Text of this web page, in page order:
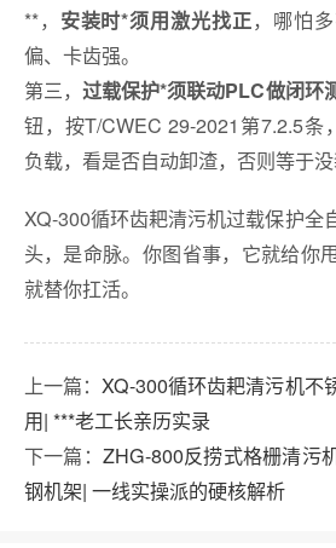
**， 安装时*须用激光找正，哪怕
偏、卡齿强。
第三， 过载保护*须联动PLC做闭环
钮，按T/CWEC 29-2021第7.2.5条
负载，看是否自动卸渣，否则等于没
XQ-300循环齿耙清污机过载保护全
头，是命脉。你图省事，它就给你
就替你扛活。
上一篇： XQ-300循环齿耙清污机不
用| ***老工长亲历实录
下一篇： ZHG-800反捞式格栅清污
钢机架| 一线实操派的硬核解析